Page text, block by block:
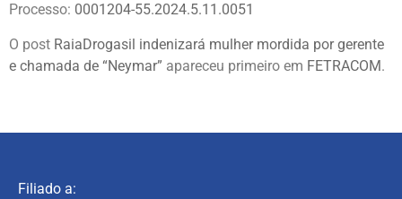
Processo: 0001204-55.2024.5.11.0051
O post RaiaDrogasil indenizará mulher mordida por gerente
e chamada de “Neymar” apareceu primeiro em FETRACOM.
Filiado a: